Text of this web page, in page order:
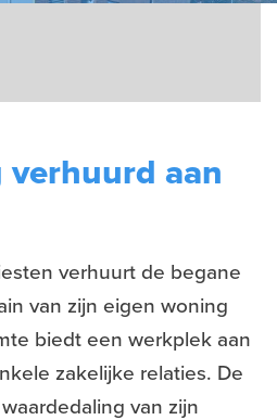
aan
verhuurt de begane
van zijn eigen woning
biedt een werkplek aan
zakelijke relaties. De
van zijn